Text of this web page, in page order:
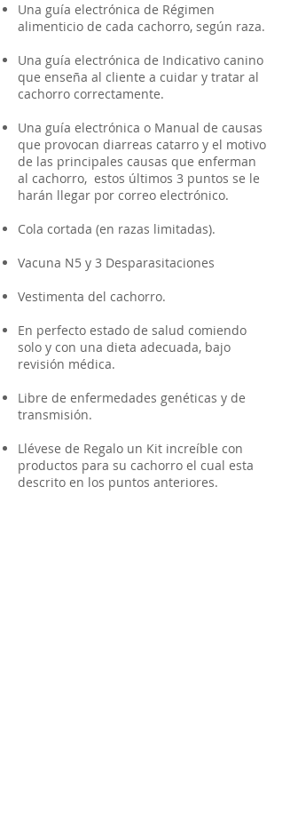
Una guía electrónica de Régimen
alimenticio de cada cachorro, según raza.
Una guía electrónica de Indicativo canino
que enseña al cliente a cuidar y tratar al
cachorro correctamente.
Una guía electrónica o Manual de causas
que provocan diarreas catarro y el motivo
de las principales causas que enferman
al cachorro, estos últimos 3 puntos se le
harán llegar por correo electrónico.
Cola cortada (en razas limitadas).
Vacuna N5 y 3 Desparasitaciones
Vestimenta del cachorro.
En perfecto estado de salud comiendo
solo y con una dieta adecuada, bajo
revisión médica.
Libre de enfermedades genéticas y de
transmisión.
Llévese de Regalo un Kit increíble con
productos para su cachorro el cual esta
descrito en los puntos anteriores.